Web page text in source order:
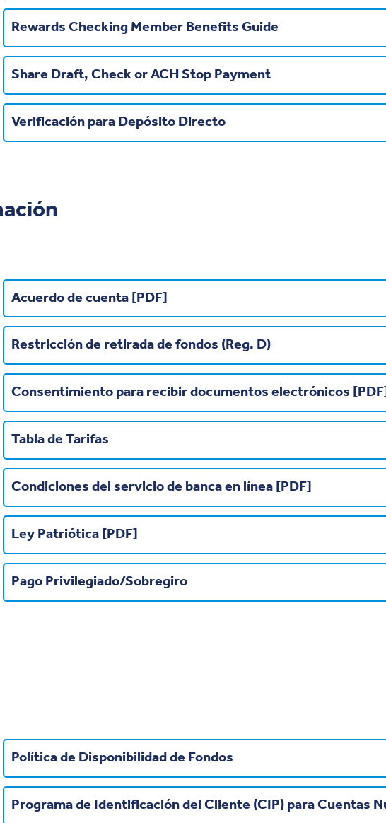
Rewards Checking Member Benefits Guide
Share Draft, Check or ACH Stop Payment
Verificación para Depósito Directo
Acuerdo de cuenta [PDF]
Restricción de retirada de fondos (Reg. D)
Consentimiento para recibir documentos electrónicos
Tabla de Tarifas
Condiciones del servicio de banca en línea [PDF]
Ley Patriótica [PDF]
Pago Privilegiado/Sobregiro
Política de Disponibilidad de Fondos
Programa de Identificación del Cliente (CIP) para Cuentas